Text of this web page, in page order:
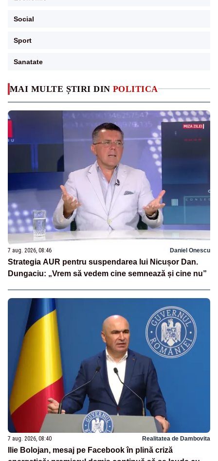
MAI MULTE ȘTIRI DIN POLITICA
7 aug. 2026, 08:46 Daniel Onescu
Strategia AUR pentru suspendarea lui Nicușor Dan.
Dungaciu: „Vrem să vedem cine semnează și cine nu”
7 aug. 2026, 08:40 Realitatea de Dambovita
Ilie Bolojan, mesaj pe Facebook în plină criză
Social
Sport
Sanatate